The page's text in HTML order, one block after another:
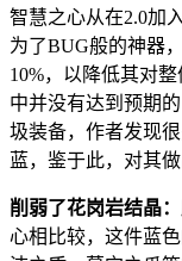
智慧之心从在2.0加
为了BUG般的神器
10%，以降低其对
中并没有达到预期
圾装备，作者发现
蓝，鉴于此，对其做
削弱了花岗岩结晶：
心相比较，这件蓝